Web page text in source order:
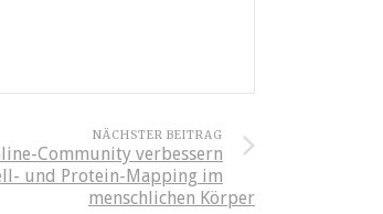
NÄCHSTER BEITRAG
Community verbessern
und Protein-Mapping im
menschlichen Körper